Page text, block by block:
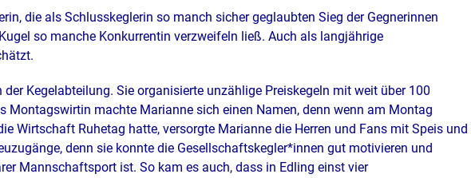
die als Schlusskeglerin so manch sicher geglaubten Sieg der Gegnerinnen
so manche Konkurrentin verzweifeln ließ. Auch als langjährige
Kegelabteilung. Sie organisierte unzählige Preiskegeln mit weit über 100
Montagswirtin machte Marianne sich einen Namen, denn wenn am Montag
Wirtschaft Ruhetag hatte, versorgte Marianne die Herren und Fans mit Speis und
denn sie konnte die Gesellschaftskegler*innen gut motivieren und
Mannschaftsport ist. So kam es auch, dass in Edling einst vier